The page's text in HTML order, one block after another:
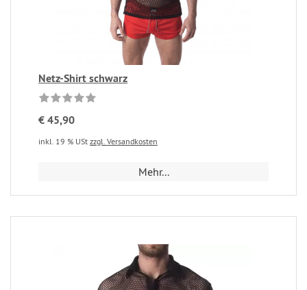
Netz-Shirt schwarz
€ 45,90
inkl. 19 % USt zzgl. Versandkosten
Mehr...